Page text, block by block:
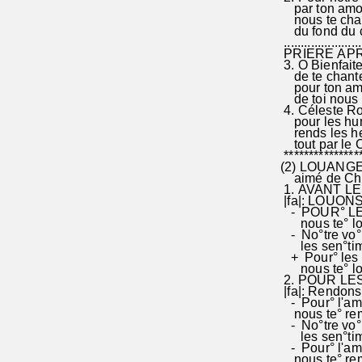
par ton
nous te
du fond du
PRIERE
3. O
de te
pour ton
de toi nous
4. Céleste
pour les
rends les
tout par le
(2)
aimé de
1. AVANT
|fa|:
- POUR° LE
nous te°
- No°tre
les
+ Pour° les
nous te°
2.
|fa|:
- Pour°
nous te°
- No°tre
les
- Pour°
nous te°